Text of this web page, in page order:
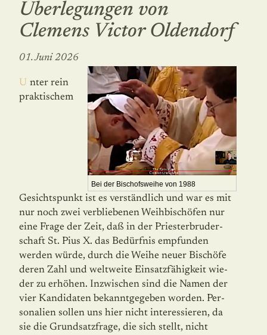
Überlegungen von
Clemens Victor Oldendorf
01. Juni 2026
Bei der Bischofsweihe von 1988
Unter rein
praktischem
Gesichtspunkt ist es verständlich und war es mit
nur noch zwei verbliebenen Weihbischöfen nur
eine Frage der Zeit, daß in der Priesterbruder­
schaft St. Pius X. das Bedürfnis empfunden
werden würde, durch die Weihe neuer Bischöfe
deren Zahl und weltweite Einsatzfähigkeit wie­
der zu erhöhen. Inzwischen sind die Namen der
vier Kandidaten bekanntgegeben worden. Per­
sonalien sollen uns hier nicht interessieren, da
sie die Grundsatzfrage, die sich stellt, nicht